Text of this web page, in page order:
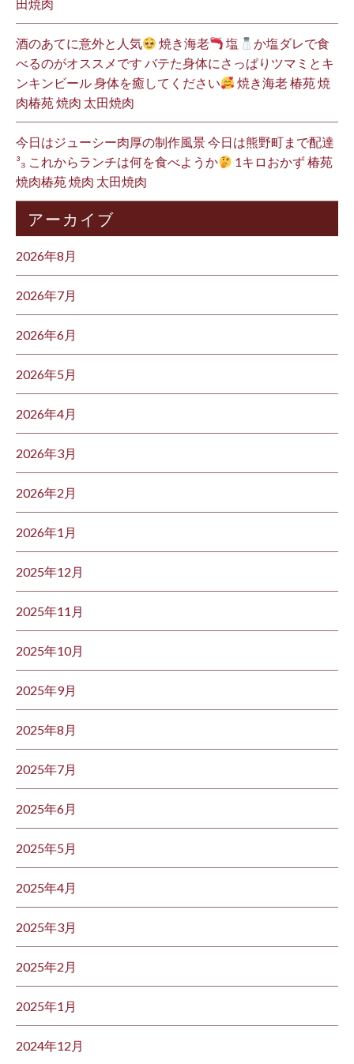
田焼肉
酒のあてに意外と人気 焼き海老 塩
か塩ダレで食
べるのがオススメです バテた身体にさっぱりツマミとキ
ンキンビール 身体を癒してください
焼き海老 椿苑 焼
肉椿苑 焼肉 太田焼肉
今日はジューシー肉厚の制作風景 今日は熊野町まで配達
³₃ これからランチは何を食べようか
1キロおかず 椿苑
焼肉椿苑 焼肉 太田焼肉
アーカイブ
2026年8月
2026年7月
2026年6月
2026年5月
2026年4月
2026年3月
2026年2月
2026年1月
2025年12月
2025年11月
2025年10月
2025年9月
2025年8月
2025年7月
2025年6月
2025年5月
2025年4月
2025年3月
2025年2月
2025年1月
2024年12月